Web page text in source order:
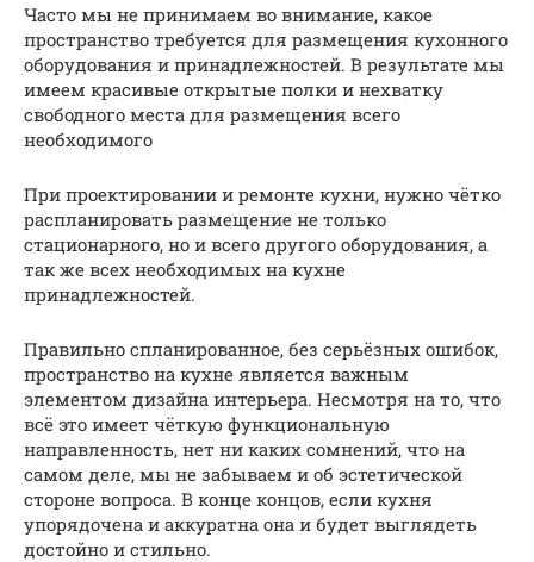
Часто мы не принимаем во внимание, какое
пространство требуется для размещения кухонного
оборудования и принадлежностей. В результате мы
имеем красивые открытые полки и нехватку
свободного места для размещения всего
необходимого
При проектировании и ремонте кухни, нужно чётко
распланировать размещение не только
стационарного, но и всего другого оборудования, а
так же всех необходимых на кухне
принадлежностей.
Правильно спланированное, без серьёзных ошибок,
пространство на кухне является важным
элементом дизайна интерьера. Несмотря на то, что
всё это имеет чёткую функциональную
направленность, нет ни каких сомнений, что на
самом деле, мы не забываем и об эстетической
стороне вопроса. В конце концов, если кухня
упорядочена и аккуратна она и будет выглядеть
достойно и стильно.